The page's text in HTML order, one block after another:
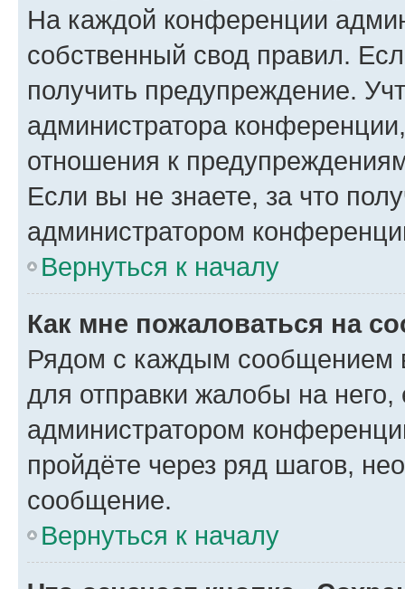
На каждой конференции
собственный свод правил.
получить предупреждение.
администратора
отношения к
Если вы не знаете, за что
администратором
Вернуться к началу
Как мне пожаловаться на
Рядом с каждым сообщением
для отправки жалобы на
администратором
пройдёте через ряд шагов,
сообщение.
Вернуться к началу